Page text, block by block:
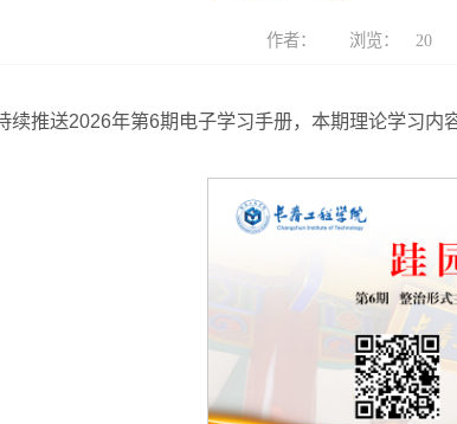
作者： 浏览： 20
续推送2026年第6期电子学习手册，本期理论学习内